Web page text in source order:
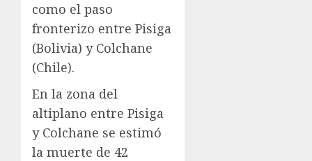
como el paso
fronterizo entre Pisiga
(Bolivia) y Colchane
(Chile).
En la zona del
altiplano entre Pisiga
y Colchane se estimó
la muerte de 42